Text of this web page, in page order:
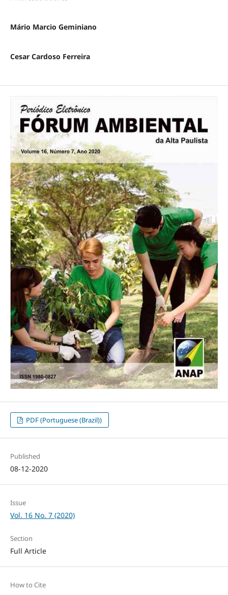
Mário Marcio Geminiano
Cesar Cardoso Ferreira
PDF (Portuguese (Brazil))
Published
08-12-2020
Issue
Vol. 16 No. 7 (2020)
Section
Full Article
How to Cite